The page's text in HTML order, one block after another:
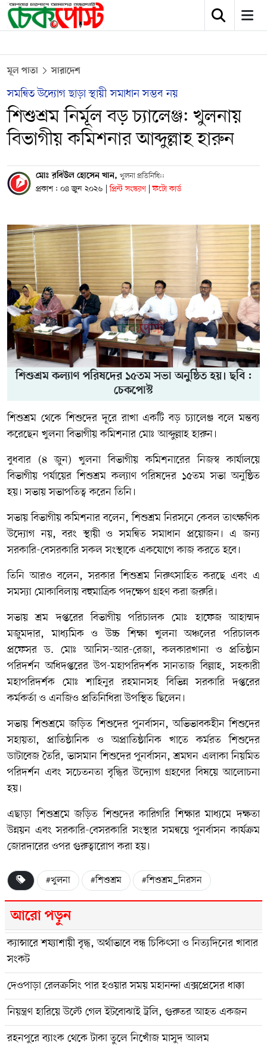
মূল পাতা সারাদেশ
সমন্বিত উদ্যোগ ছাড়া স্থায়ী সমাধান সম্ভব নয়
শিশুশ্রম নির্মূল বড় চ্যালেঞ্জ: খুলনায়
বিভাগীয় কমিশনার আব্দুল্লাহ হারুন
মোঃ রবিউল হোসেন খান, খুলনা প্রতিনিধি::
প্রকাশ : ০৪ জুন ২০২৬ | প্রিন্ট সংস্করণ | ফটো কার্ড
শিশুশ্রম কল্যাণ পরিষদের ১৫তম সভা অনুষ্ঠিত হয়। ছবি :
চেকপোস্ট
শিশুশ্রম থেকে শিশুদের দূরে রাখা একটি বড় চ্যালেঞ্জ বলে মন্তব্য
করেছেন খুলনা বিভাগীয় কমিশনার মোঃ আব্দুল্লাহ হারুন।
বুধবার (৪ জুন) খুলনা বিভাগীয় কমিশনারের নিজস্ব কার্যালয়ে
বিভাগীয় পর্যায়ের শিশুশ্রম কল্যাণ পরিষদের ১৫তম সভা অনুষ্ঠিত
হয়। সভায় সভাপতিত্ব করেন তিনি।
সভায় বিভাগীয় কমিশনার বলেন, শিশুশ্রম নিরসনে কেবল তাৎক্ষণিক
উদ্যোগ নয়, বরং স্থায়ী ও সমন্বিত সমাধান প্রয়োজন। এ জন্য
সরকারি-বেসরকারি সকল সংস্থাকে একযোগে কাজ করতে হবে।
তিনি আরও বলেন, সরকার শিশুশ্রম নিরুৎসাহিত করছে এবং এ
সমস্যা মোকাবিলায় বহুমাত্রিক পদক্ষেপ গ্রহণ করা জরুরি।
সভায় শ্রম দপ্তরের বিভাগীয় পরিচালকমোঃ হাফেজ আহাম্মদ
মজুমদার, মাধ্যমিক ও উচ্চ শিক্ষা খুলনা অঞ্চলের পরিচালক
প্রফেসর ড. মোঃ আনিস-আর-রেজা, কলকারখানা ও প্রতিষ্ঠান
পরিদর্শন অধিদপ্তরের উপ-মহাপরিদর্শকসানতাজ বিল্লাহ, সহকারী
মহাপরিদর্শক মোঃ শাহিনুর রহমানসহ বিভিন্ন সরকারি দপ্তরের
কর্মকর্তা ও এনজিও প্রতিনিধিরা উপস্থিত ছিলেন।
সভায় শিশুশ্রমে জড়িত শিশুদের পুনর্বাসন, অভিভাবকহীন শিশুদের
সহায়তা, প্রাতিষ্ঠানিক ও অপ্রাতিষ্ঠানিক খাতে কর্মরত শিশুদের
ডাটাবেজ তৈরি, ভাসমান শিশুদের পুনর্বাসন, শ্রমঘন এলাকা নিয়মিত
পরিদর্শন এবং সচেতনতা বৃদ্ধির উদ্যোগ গ্রহণের বিষয়ে আলোচনা
হয়।
এছাড়া শিশুশ্রমে জড়িত শিশুদের কারিগরি শিক্ষার মাধ্যমে দক্ষতা
উন্নয়ন এবং সরকারি-বেসরকারি সংস্থার সমন্বয়ে পুনর্বাসন কার্যক্রম
জোরদারের ওপর গুরুত্বারোপ করা হয়।
#খুলনা #শিশুশ্রম #শিশুশ্রম_নিরসন
আরো পড়ুন
ক্যান্সারে শয্যাশায়ী বৃদ্ধ, অর্থাভাবে বন্ধ চিকিৎসা ও নিত্যদিনের খাবার
সংকট
দেওপাড়া রেলক্রসিং পার হওয়ার সময় মহানন্দা এক্সপ্রেসের ধাক্কা
নিয়ন্ত্রণ হারিয়ে উল্টে গেল ইটবোঝাই ট্রলি, গুরুতর আহত একজন
রহনপুরে ব্যাংক থেকে টাকা তুলে নিখোঁজ মাসুদ আলম